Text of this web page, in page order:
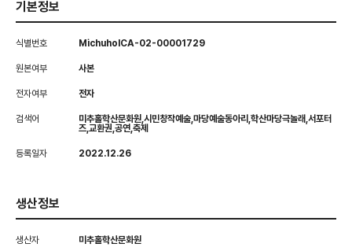
기본정보
식별번호 MichuholCA-02-00001729
원본여부 사본
전자여부 전자
검색어
미추홀학산문화원,시민창작예술,마당예술동아리,학산마당극놀래,서포터
즈,교환권,공연,축제
등록일자 2022.12.26
생산정보
생산자 미추홀학산문화원